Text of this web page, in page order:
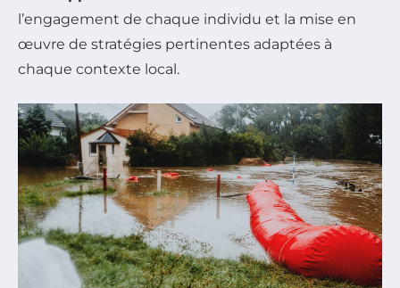
l’engagement de chaque individu et la mise en
œuvre de stratégies pertinentes adaptées à
chaque contexte local.